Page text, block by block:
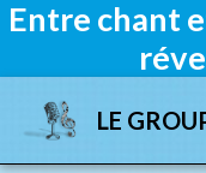
Entre chant
LE